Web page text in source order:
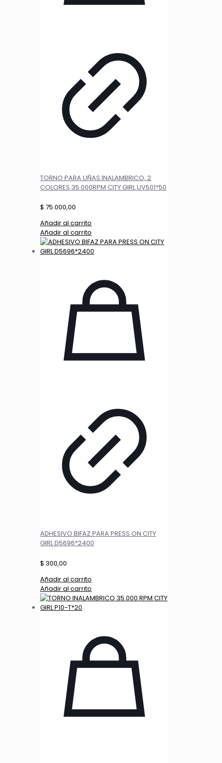
TORNO PARA UÑAS INALAMBRICO, 2
COLORES 35.000RPM CITY GIRL UV501*50
$ 75.000,00
Añadir al carrito
Añadir al carrito
ADHESIVO BIFAZ PARA PRESS ON CITY
GIRL D5696*2400
$ 300,00
Añadir al carrito
Añadir al carrito